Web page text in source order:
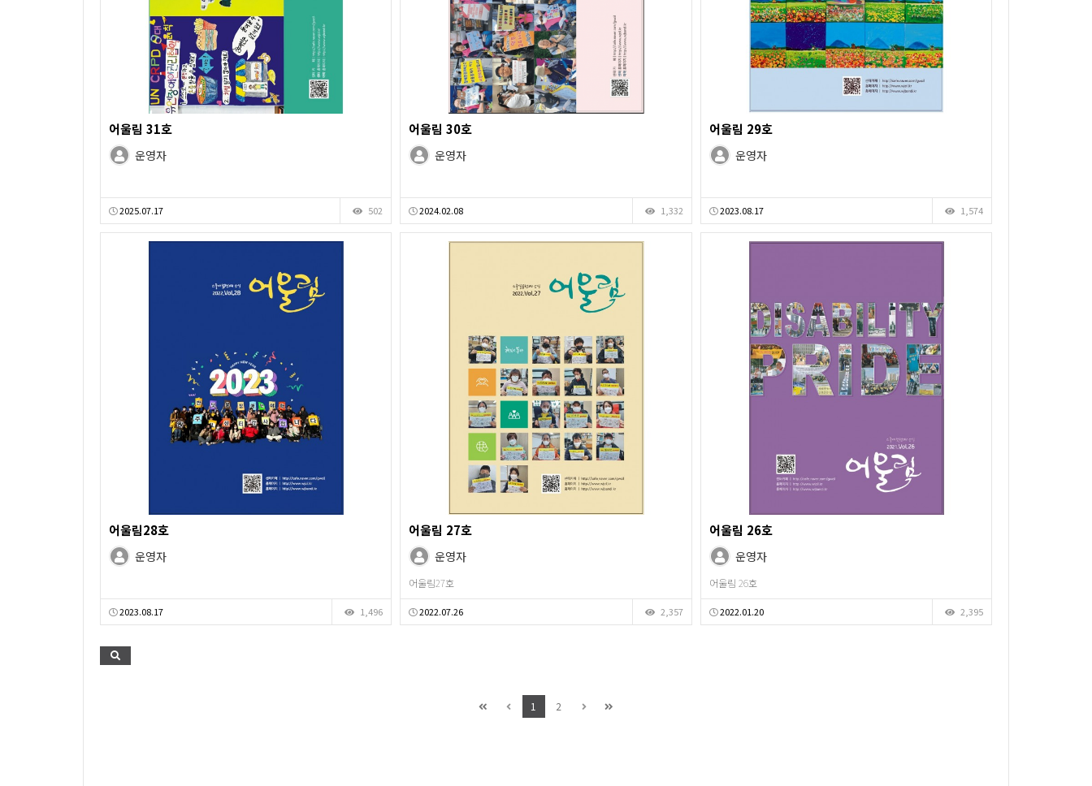
어울림 31호
운영자
2025.07.17 502
어울림 30호
운영자
2024.02.08 1,332
어울림 29호
운영자
2023.08.17 1,574
어울림28호
운영자
2023.08.17 1,496
어울림 27호
운영자
어울림27호
2022.07.26 2,357
어울림 26호
운영자
어울림 26호
2022.01.20 2,395
1 2